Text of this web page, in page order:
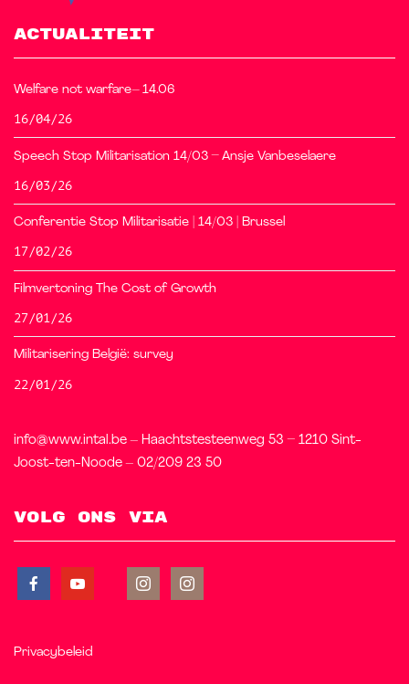
ACTUALITEIT
Welfare not warfare– 14.06
16/04/26
Speech Stop Militarisation 14/03 – Ansje Vanbeselaere
16/03/26
Conferentie Stop Militarisatie | 14/03 | Brussel
17/02/26
Filmvertoning The Cost of Growth
27/01/26
Militarisering België: survey
22/01/26
info@www.intal.be – Haachtstesteenweg 53 – 1210 Sint-
Joost-ten-Noode – 02/209 23 50
Volg ons via
Privacybeleid